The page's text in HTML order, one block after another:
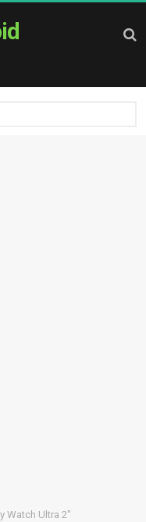
Watch Ultra 2"